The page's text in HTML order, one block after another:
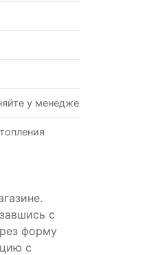
у менеджеров)
с
форму
с